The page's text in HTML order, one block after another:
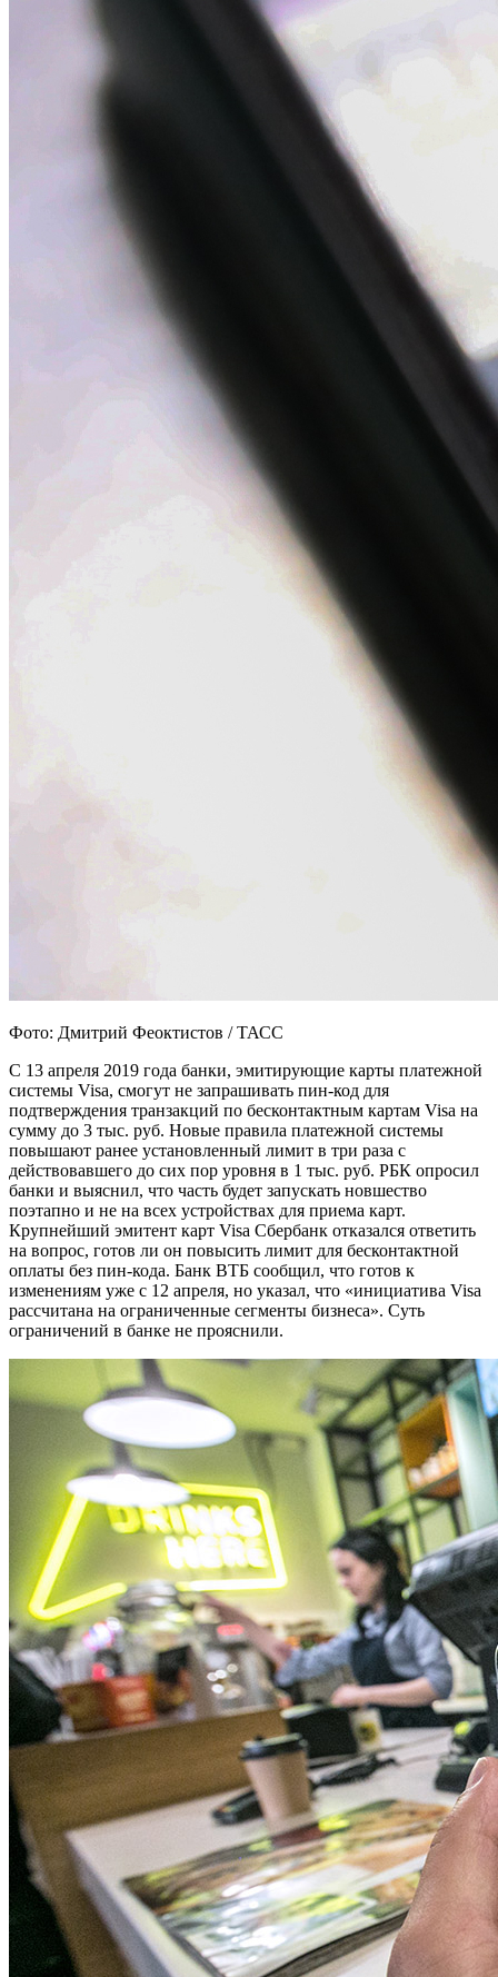
Фото: Дмитрий Феоктистов / ТАСС
С 13 апреля 2019 года банки, эмитирующие карты платежной
системы Visa, смогут не запрашивать пин-код для
подтверждения транзакций по бесконтактным картам Visa на
сумму до 3 тыс. руб. Новые правила платежной системы
повышают ранее установленный лимит в три раза с
действовавшего до сих пор уровня в 1 тыс. руб. РБК опросил
банки и выяснил, что часть будет запускать новшество
поэтапно и не на всех устройствах для приема карт.
Крупнейший эмитент карт Visa Сбербанк отказался ответить
на вопрос, готов ли он повысить лимит для бесконтактной
оплаты без пин-кода. Банк ВТБ сообщил, что готов к
изменениям уже с 12 апреля, но указал, что «инициатива Visa
рассчитана на ограниченные сегменты бизнеса». Суть
ограничений в банке не прояснили.